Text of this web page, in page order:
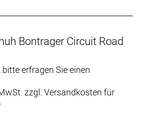
Bontrager Circuit Road
erfragen Sie einen
zzgl. Versandkosten für